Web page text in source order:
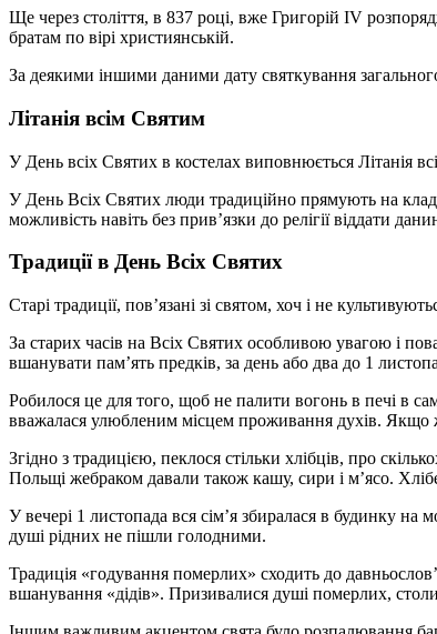
Ще через століття, в 837 році, вже Григорій IV
братам по вірі християнській.
За деякими іншими даними дату святкування
Літанія всім Святим
У День всіх Святих в костелах виповнюється Літанія
У День Всіх Святих люди традиційно прямують на
можливість навіть без прив’язки до релігії віддати
Традиції в День Всіх Святих
Старі традиції, пов’язані зі святом, хоч і не
За старих часів на Всіх Святих особливою увагою і
вшанувати пам’ять предків, за день або два до 1
Робилося це для того, щоб не палити вогонь в печі в
вважалася улюбленим місцем проживання духів.
Згідно з традицією, пеклося стільки хлібців, про
Польщі жебраком давали також кашу, сири і м’ясо.
У вечері 1 листопада вся сім’я збиралася в будинку
душі рідних не пішли голодними.
Традиція «годування померлих» сходить до
вшанування «дідів». Призивалися душі померлих,